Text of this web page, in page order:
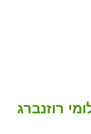
רוזנברג